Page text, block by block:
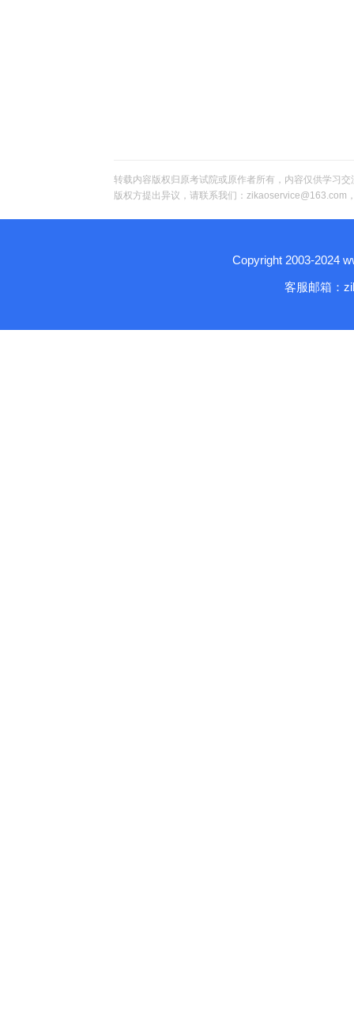
转载内容版权归原考试院或原作者所有，内容仅供学习
版权方提出异议，请联系我们：zikaoservice@163.com
Copyright 2003-2024
客服邮箱：